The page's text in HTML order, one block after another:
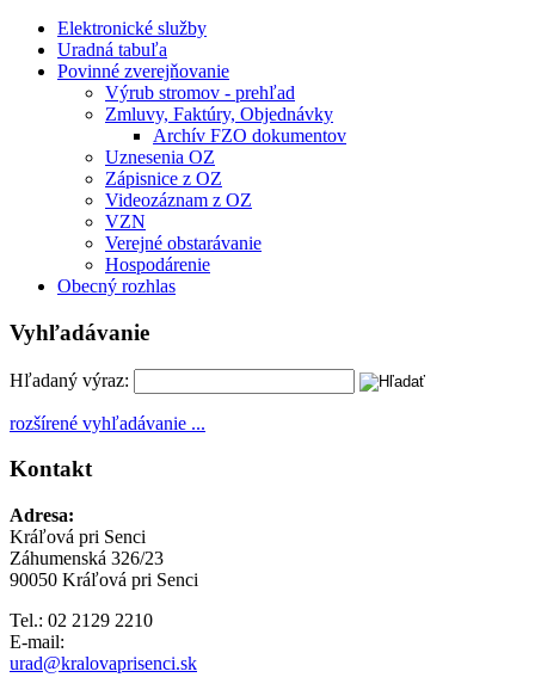
Elektronické služby
Uradná tabuľa
Povinné zverejňovanie
Výrub stromov - prehľad
Zmluvy, Faktúry, Objednávky
Archív FZO dokumentov
Uznesenia OZ
Zápisnice z OZ
Videozáznam z OZ
VZN
Verejné obstarávanie
Hospodárenie
Obecný rozhlas
Vyhľadávanie
Hľadaný výraz:
rozšírené vyhľadávanie ...
Kontakt
Adresa:
Kráľová pri Senci
Záhumenská 326/23
90050 Kráľová pri Senci
Tel.: 02 2129 2210
E-mail:
urad@kralovaprisenci.sk